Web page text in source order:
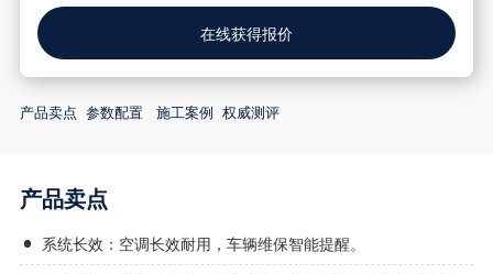
在线获得报价
产品卖点 参数配置 施工案例 权威测评
产品卖点
系统长效：空调长效耐用，车辆维保智能提醒。